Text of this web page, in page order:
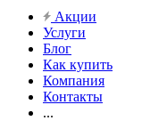
Акции
Услуги
Блог
Как купить
Компания
Контакты
...